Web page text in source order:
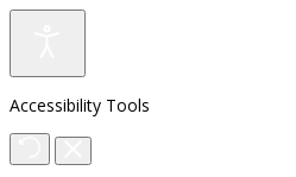
Accessibility Tools